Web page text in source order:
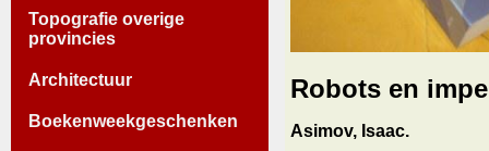
Topografie overige
provincies
Architectuur
Boekenweekgeschenken
Robots en
Asimov, Isaac.